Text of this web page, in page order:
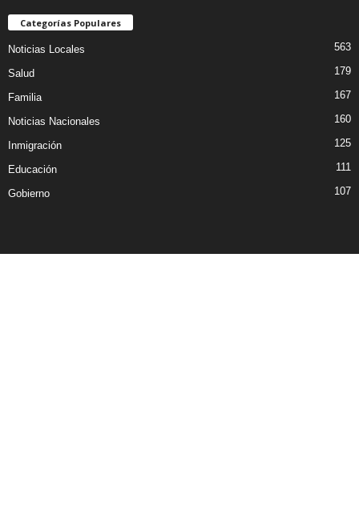
Categorías Populares
Noticias Locales 563
Salud 179
Familia 167
Noticias Nacionales 160
Inmigración 125
Educación 111
Gobierno 107